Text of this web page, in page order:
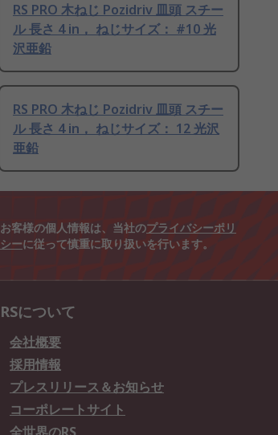
RS PRO 木ねじ Pozidriv 皿頭 スチー
ル 長さ 4 in， ねじサイズ： #10 光
沢亜鉛
RS PRO 木ねじ Pozidriv 皿頭 スチー
ル 長さ 4 in， ねじサイズ： 12 光沢
亜鉛
お客様の個人情報は、当社のプライバシーポリ
シーに従って慎重に取り扱いを行います。
RSについて
会社概要
採用情報
プレスリリース＆お知らせ
コーポレートサイト